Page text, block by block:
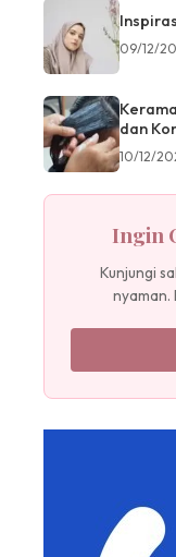
09/12/
dan
10/12/
Ingin
Kunjungi
nyaman.